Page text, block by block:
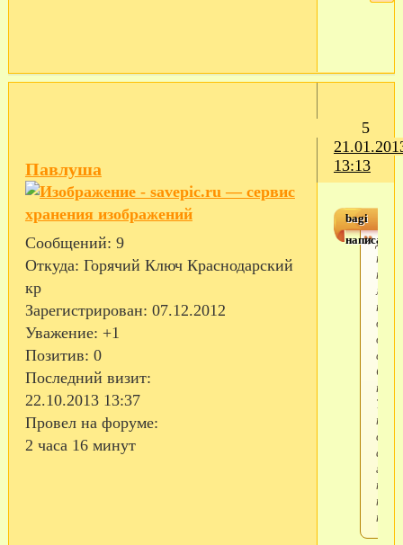
5
13:13
Павлуша
Сообщений: 9
Откуда: Горячий Ключ Краснодарский
кр
Зарегистрирован: 07.12.2012
Уважение: +1
Позитив: 0
Последний визит:
22.10.2013 13:37
Провел на форуме:
2 часа 16 минут
bagi
не
могу
до
Тел.в
с